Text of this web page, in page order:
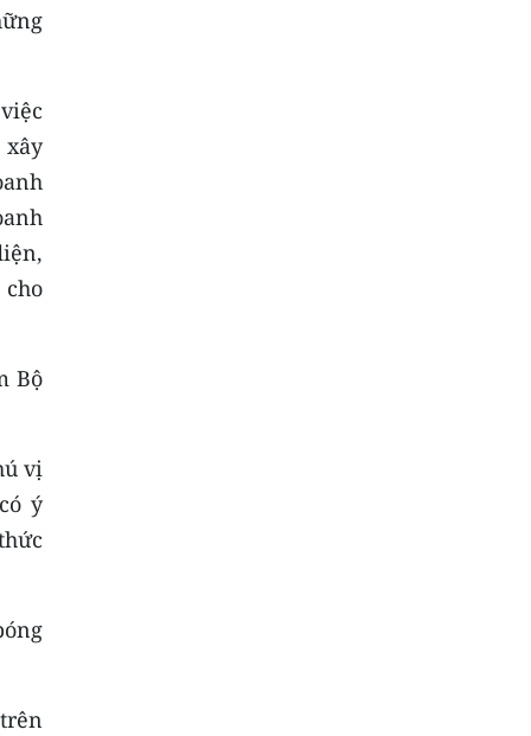
Bộ
vị
ý